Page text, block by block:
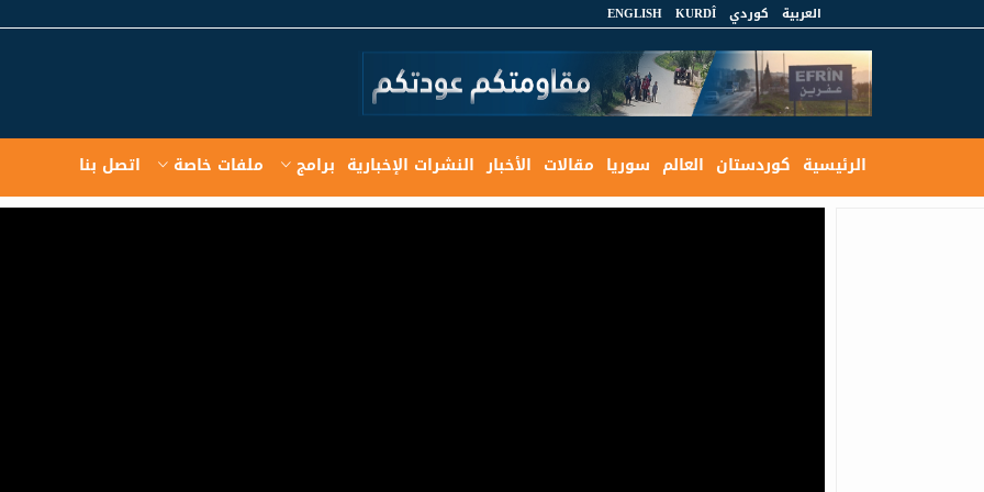
العربية كوردي KURDÎ
ENGLISH
الرئيسية كوردستان العالم سوريا مقالات الأخبار النشرات الإخبارية برامج ملفات خاصة اتصل بنا